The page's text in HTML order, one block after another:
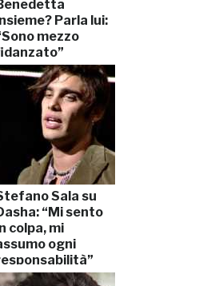
Parla lui:
mezzo
Sala su
“Mi sento
colpa, mi
ogni